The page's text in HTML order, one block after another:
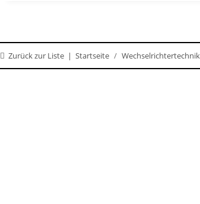
Zurück zur Liste Startseite Wechselrichtertechnik